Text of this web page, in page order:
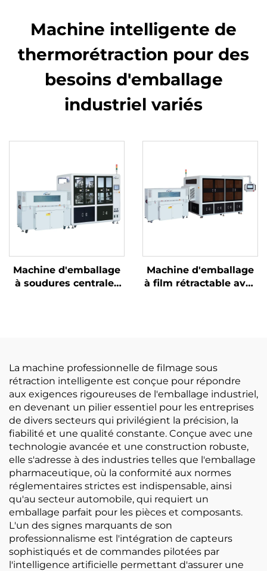
Machine intelligente de
thermorétraction pour des
besoins d'emballage
industriel variés
Machine d'emballage
à soudures centrales
Machine d'emballage
à film rétractable avec
La machine professionnelle de filmage sous
rétraction intelligente est conçue pour répondre
aux exigences rigoureuses de l'emballage industriel,
en devenant un pilier essentiel pour les entreprises
de divers secteurs qui privilégient la précision, la
fiabilité et une qualité constante. Conçue avec une
technologie avancée et une construction robuste,
elle s'adresse à des industries telles que l'emballage
pharmaceutique, où la conformité aux normes
réglementaires strictes est indispensable, ainsi
qu'au secteur automobile, qui requiert un
emballage parfait pour les pièces et composants.
L'un des signes marquants de son
professionnalisme est l'intégration de capteurs
sophistiqués et de commandes pilotées par
l'intelligence artificielle permettant d'assurer une